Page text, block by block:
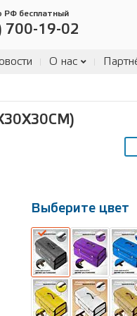
РФ бесплатный
700-19-02
О нас
Выберите цвет
Выберите